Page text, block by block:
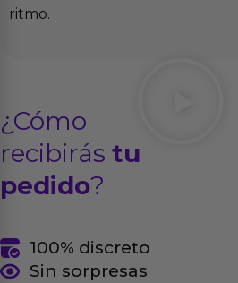
ritmo.
¿Cómo
recibirás tu
pedido?
100% discreto
Sin sorpresas